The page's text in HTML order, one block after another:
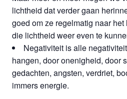
lichtheid dat verder gaan
goed om ze regelmatig naar
die lichtheid weer even te
Negativiteit is alle
hangen, door onenigheid, door
gedachten, angsten, verdriet,
immers energie.